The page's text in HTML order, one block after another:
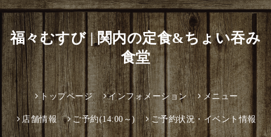
福々むすび | 関内の定食&ちょい吞み
食堂
トップページ インフォメーション メニュー
店舗情報 ご予約(14:00～) ご予約状況・イベント情報